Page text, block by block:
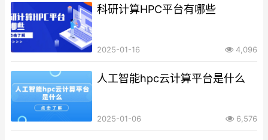
科研计算HPC平台有哪些
2025-01-16 4,096
人工智能hpc云计算平台是什么
2025-01-06 6,576